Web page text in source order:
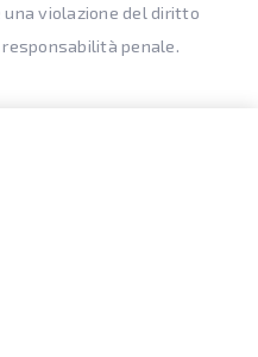
violazione del diritto
penale.